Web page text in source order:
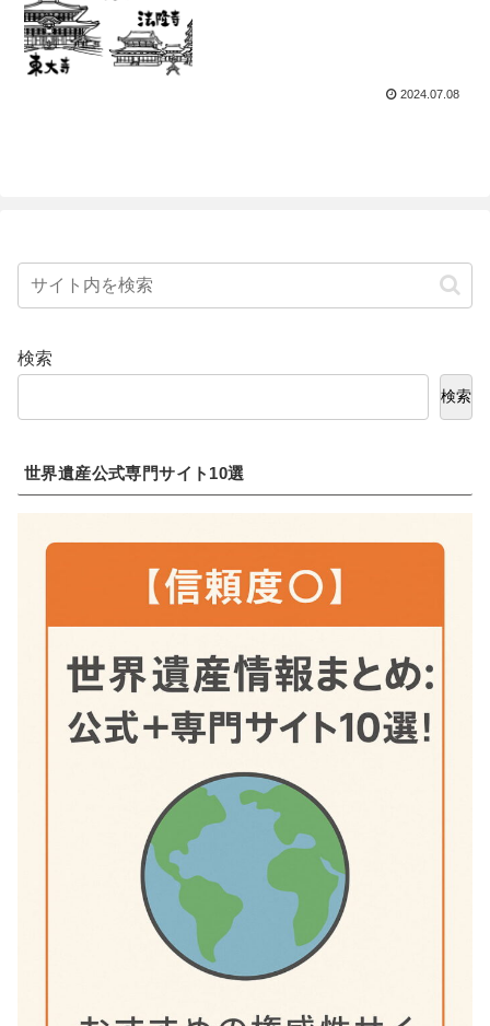
2024.07.08
検索
検索
世界遺産公式専門サイト10選